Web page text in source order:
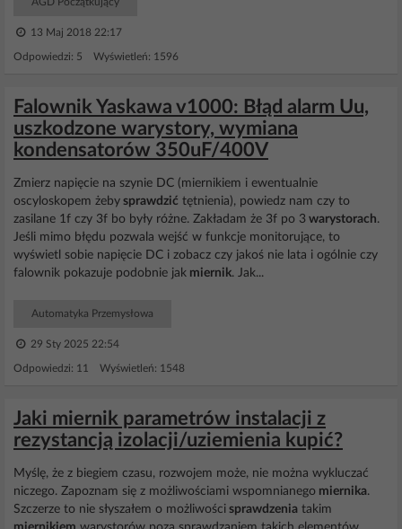
13 Maj 2018 22:17
Odpowiedzi: 5 Wyświetleń: 1596
Falownik Yaskawa v1000: Błąd alarm Uu,
uszkodzone warystory, wymiana
kondensatorów 350uF/400V
Zmierz napięcie na szynie DC (miernikiem i ewentualnie
oscyloskopem żeby sprawdzić tętnienia), powiedz nam czy to
zasilane 1f czy 3f bo były różne. Zakładam że 3f po 3 warystorach.
Jeśli mimo błędu pozwala wejść w funkcje monitorujące, to
wyświetl sobie napięcie DC i zobacz czy jakoś nie lata i ogólnie czy
falownik pokazuje podobnie jak miernik. Jak...
Automatyka Przemysłowa
29 Sty 2025 22:54
Odpowiedzi: 11 Wyświetleń: 1548
Jaki miernik parametrów instalacji z
rezystancją izolacji/uziemienia kupić?
Myślę, że z biegiem czasu, rozwojem może, nie można wykluczać
niczego. Zapoznam się z możliwościami wspomnianego miernika.
Szczerze to nie słyszałem o możliwości sprawdzenia takim